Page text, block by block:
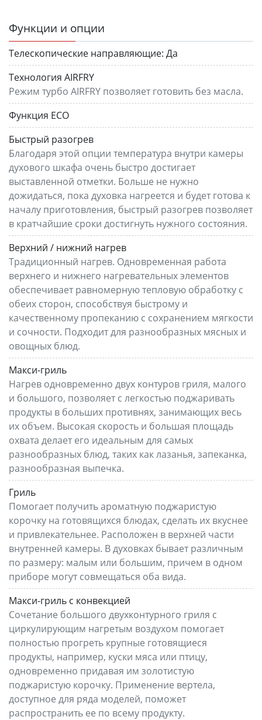
Функции и опции
Телескопические направляющие: Да
Технология AIRFRY
Режим турбо AIRFRY позволяет готовить без масла.
Функция ECO
Быстрый разогрев
Благодаря этой опции температура внутри камеры
духового шкафа очень быстро достигает
выставленной отметки. Больше не нужно
дожидаться, пока духовка нагреется и будет готова к
началу приготовления, быстрый разогрев позволяет
в кратчайшие сроки достигнуть нужного состояния.
Верхний / нижний нагрев
Традиционный нагрев. Одновременная работа
верхнего и нижнего нагревательных элементов
обеспечивает равномерную тепловую обработку с
обеих сторон, способствуя быстрому и
качественному пропеканию с сохранением мягкости
и сочности. Подходит для разнообразных мясных и
овощных блюд.
Макси-гриль
Нагрев одновременно двух контуров гриля, малого
и большого, позволяет с легкостью поджаривать
продукты в больших противнях, занимающих весь
их объем. Высокая скорость и большая площадь
охвата делает его идеальным для самых
разнообразных блюд, таких как лазанья, запеканка,
разнообразная выпечка.
Гриль
Помогает получить ароматную поджаристую
корочку на готовящихся блюдах, сделать их вкуснее
и привлекательнее. Расположен в верхней части
внутренней камеры. В духовках бывает различным
по размеру: малым или большим, причем в одном
приборе могут совмещаться оба вида.
Макси-гриль с конвекцией
Сочетание большого двухконтурного гриля с
циркулирующим нагретым воздухом помогает
полностью прогреть крупные готовящиеся
продукты, например, куски мяса или птицу,
одновременно придавая им золотистую
поджаристую корочку. Применение вертела,
доступное для ряда моделей, поможет
распространить ее по всему продукту.